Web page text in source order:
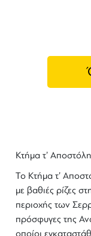
Κτήμα τ’
Το Κτήμα τ’
με βαθιές ρίζες
περιοχής των
πρόσφυγες της
οποίοι